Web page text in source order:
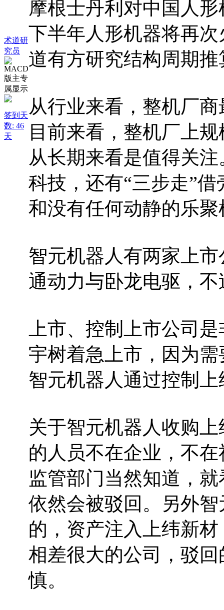
术道研
究员
签到天
数: 46
天
摩根士丹利对中国人
下半年人形机器将再
道有方研究结构周期
从行业来看，整机厂
目前来看，整机厂上
从长期来看是值得关
科技，还有“三步走”
和没有任何动静的乐
智元机器人有两家上
通动力与卧龙电驱，
上市、控制上市公司
宇树着急上市，因为
智元机器人通过控制
关于智元机器人收购
的人员不在企业，不
监管部门当然知道，
依然会被驳回。另外
的，资产注入上纬新
相差很大的公司，驳
慎。